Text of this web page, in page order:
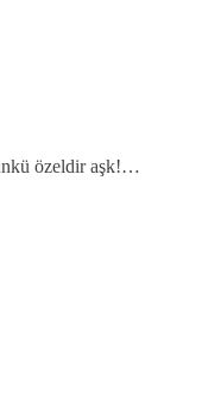
özeldir aşk!…